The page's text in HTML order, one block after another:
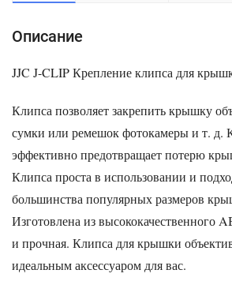
Описание
JJC J-CLIP Креплениеклипса для
Клипса позволяет закрепить крышку
сумки или ремешок фотокамеры и т. д.
эффективно предотвращает потерю
Клипса проста в использовании и
большинства популярных размеров
Изготовлена из высококачественного
и прочная. Клипса для крышки
идеальным аксессуаром для вас.